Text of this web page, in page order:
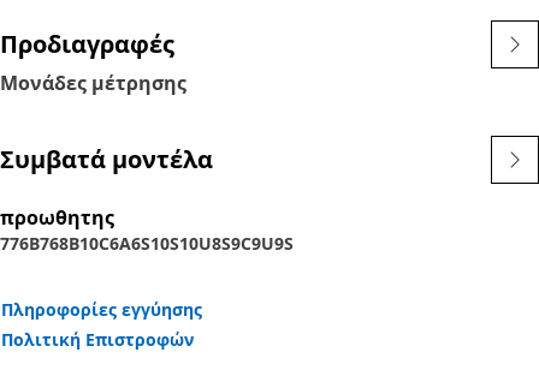
Προδιαγραφές
Μονάδες μέτρησης
Συμβατά μοντέλα
προωθητης
776B768B10C6A6S10S10U8S9C9U9S
Πληροφορίες εγγύησης
Πολιτική Επιστροφών